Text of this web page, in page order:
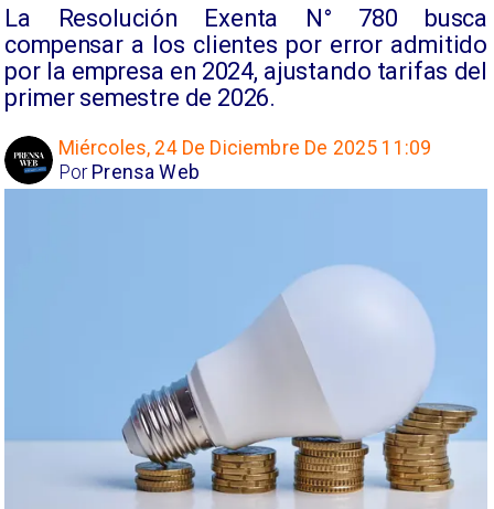
La Resolución Exenta N° 780 busca
compensar a los clientes por error admitido
por la empresa en 2024, ajustando tarifas del
primer semestre de 2026.
Miércoles, 24 De Diciembre De 2025 11:09
Prensa Web
Por